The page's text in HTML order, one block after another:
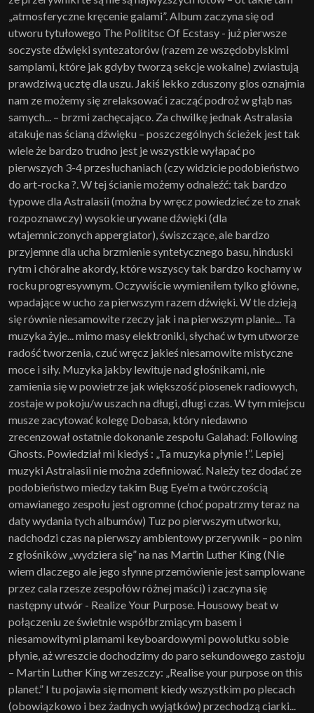
„atmosferyczne kręcenie galami”. Album zaczyna się od
utworu tytułowego The Polititsc Of Ecstasy - już pierwsze
soczyste dźwięki syntezatorów (razem ze wszędobylskimi
samplami, które jak gdyby tworzą sekcje wokalne) zwiastują
prawdziwą ucztę dla uszu. Jakiś lekko zduszony glos oznajmia
nam ze możemy się zrelaksować i zacząć podroż w głąb nas
samych... – brzmi zachęcająco. Za chwilkę jednak Astralasia
atakuje nas ścianą dźwięku – poszczególnych ścieżek jest tak
wiele że bardzo trudno jest je wszystkie wyłapać po
pierwszych 3-4 przesłuchaniach (czy widzicie podobieństwo
do art-rocka ?. W tej ścianie możemy odnaleźć: tak bardzo
typowe dla Astralasii (można by wręcz powiedzieć ze to znak
rozpoznawczy) wysokie urywane dźwięki (dla
wtajemniczonych appergiator), świszczące, ale bardzo
przyjemne dla ucha brzmienie syntetycznego basu, hinduski
rytm i chóralne akordy, które wszyscy tak bardzo kochamy w
rocku progresywnym. Oczywiście wymieniłem tylko główne,
wpadające w ucho za pierwszym razem dźwięki. W tle dzieją
się równie niesamowite rzeczy jak i na pierwszym planie... Ta
muzyka żyje... mimo masy elektroniki, słychać w tym utworze
radość tworzenia, czuć wręcz jakieś niesamowite mistyczne
moce i siły. Muzyka jakby lewituje nad głośnikami, nie
zamienia się w powietrze jak większość piosenek radiowych,
zostaje w pokoju/w uszach na długi, długi czas. W tym miejscu
musze zacytować kolegę Dobasa, który niedawno
zrecenzował ostatnie dokonanie zespołu Galahad: Following
Ghosts. Powiedział mi kiedyś : „Ta muzyka płynie !”. Lepiej
muzyki Astralasii nie można zdefiniować. Należy tez dodać ze
podobieństwo miedzy takim Bug Eye’m a twórczością
omawianego zespołu jest ogromne (choć popatrzmy teraz na
daty wydania tych albumów) Tuz po pierwszym utworku,
nadchodzi czas na pierwszy ambientowy przerywnik – po nim
z głośników „wydziera się” na nas Martin Luther King (Nie
wiem dlaczego ale jego słynne przemówienie jest samplowane
przez cala rzesze zespołów różnej maści) i zaczyna się
następny utwór - Realize Your Purpose. Housowy beat w
połączeniu ze świetnie współbrzmiącym basem i
niesamowitymi plamami keyboardowymi powolutku sobie
płynie, aż wreszcie dochodzimy do paro sekundowego zastoju
– Martin Luther King wrzeszczy: „Realise your purpose on this
planet.” I tu pojawia się moment kiedy wszystkim po plecach
(obowiązkowo i bez żadnych wyjątków) przechodzą ciarki...